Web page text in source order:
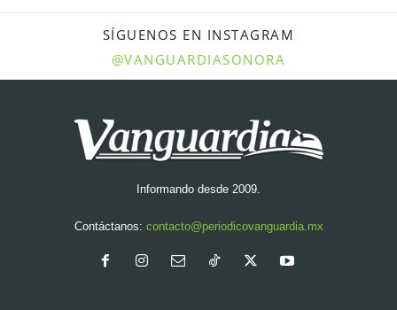
SÍGUENOS EN INSTAGRAM
@VANGUARDIASONORA
Informando desde 2009.
Contáctanos: contacto@periodicovanguardia.mx